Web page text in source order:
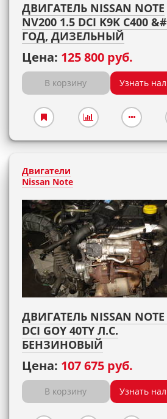
ДВИГАТЕЛЬ NISSAN NOTE
NV200 1.5 DCI K9K C400
ГОД, ДИЗЕЛЬНЫЙ
Цена: 125 800 руб.
В корзину Узнать
Двигатели
Nissan Note
ДВИГАТЕЛЬ NISSAN NOTE
DCI GOY 40TY Л.С.
БЕНЗИНОВЫЙ
Цена: 107 675 руб.
В корзину Узнать